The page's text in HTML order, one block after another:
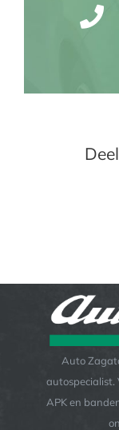
Auto
autospecialist.
APK en